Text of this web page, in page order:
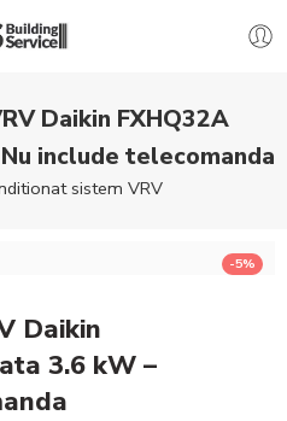
Daikin FXHQ32A
include telecomanda
sistem VRV
-5%
Daikin
3.6 kW –